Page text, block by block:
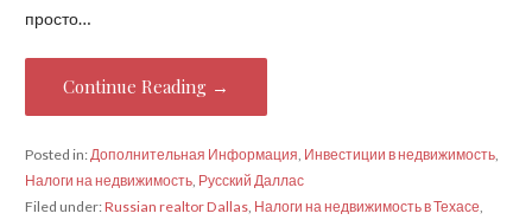
просто…
Continue Reading →
Posted in: Дополнительная Информация Инвестиции в недвижимость,
Налоги на недвижимость, Русский Даллас
Filed under:Russian realtor Dallas, Налоги на недвижимость в Техасе